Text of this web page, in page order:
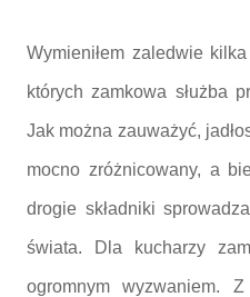
Wymieniłem zaledwie
których zamkowa służba
Jak można zauważyć,
mocno zróżnicowany, a
drogie składniki
świata. Dla kucharzy
ogromnym wyzwaniem.